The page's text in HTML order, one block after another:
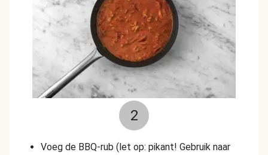
2
Voeg de BBQ-rub (let op: pikant! Gebruik naar